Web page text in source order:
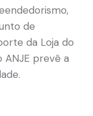
de
da Loja do
prevê a